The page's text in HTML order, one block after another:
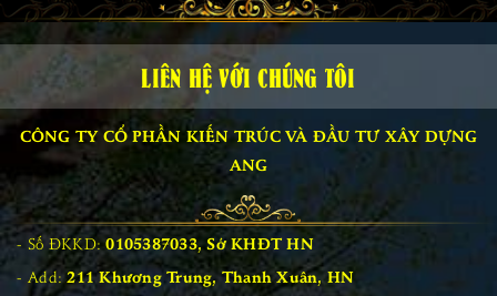
LIÊN HỆ VỚI CHÚNG TÔI
CÔNG TY CỔ PHẦN KIẾN TRÚC VÀ ĐẦU TƯ XÂY DỰNG
ANG
Số ĐKKD:0105387033, Sở KHĐT HN
Add: 211 Khương Trung, Thanh Xuân, HN